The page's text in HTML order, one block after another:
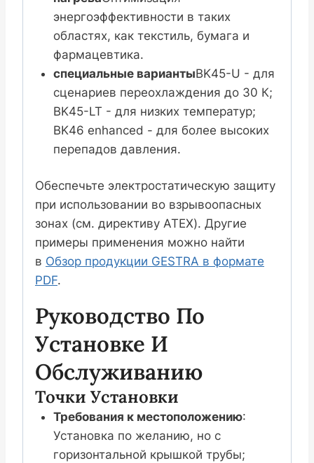
энергоэффективности в таких
областях, как текстиль, бумага и
фармацевтика.
специальные вариантыBK45-U - для
сценариев переохлаждения до 30 К;
BK45-LT - для низких температур;
BK46 enhanced - для более высоких
перепадов давления.
Обеспечьте электростатическую защиту
при использовании во взрывоопасных
зонах (см. директиву ATEX). Другие
примеры применения можно найти
в Обзор продукции GESTRA в формате
PDF.
Руководство По
Установке И
Обслуживанию
Точки Установки
Требования к местоположению:
Установка по желанию, но с
горизонтальной крышкой трубы;